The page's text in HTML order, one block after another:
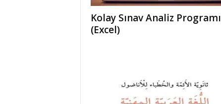
Kolay Sınav Analiz Programı
(Excel)